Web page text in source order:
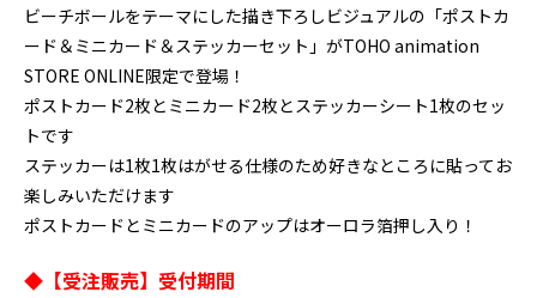
ビーチボールをテーマにした描き下ろしビジュアルの「ポストカ
ード＆ミニカード＆ステッカーセット」がTOHO animation
STORE ONLINE限定で登場！
ポストカード2枚とミニカード2枚とステッカーシート1枚のセッ
トです
ステッカーは1枚1枚はがせる仕様のため好きなところに貼ってお
楽しみいただけます
ポストカードとミニカードのアップはオーロラ箔押し入り！
◆【受注販売】受付期間